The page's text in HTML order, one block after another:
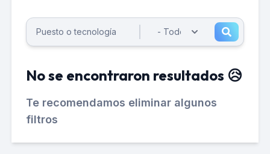
No se encontraron resultados 😥
Te recomendamos eliminar algunos
filtros